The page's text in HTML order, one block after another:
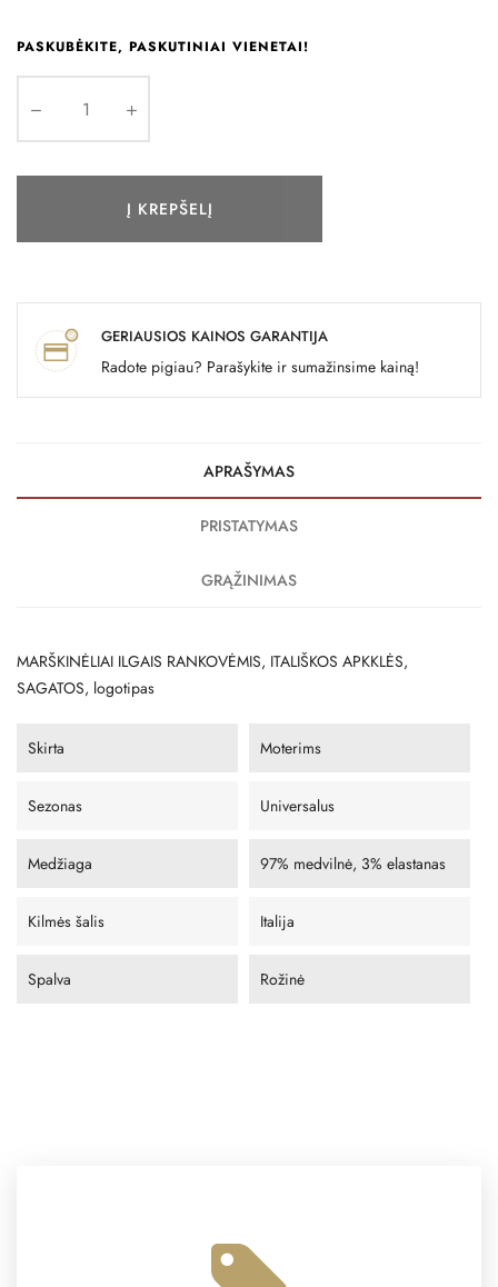
PASKUBĖKITE, PASKUTINIAI VIENETAI!
Į KREPŠELĮ
GERIAUSIOS KAINOS GARANTIJA
Radote pigiau? Parašykite ir sumažinsime kainą!
APRAŠYMAS
PRISTATYMAS
GRĄŽINIMAS
MARŠKINĖLIAI ILGAIS RANKOVĖMIS, ITALIŠKOS APKKLĖS,
SAGATOS, logotipas
Skirta Moterims
Sezonas Universalus
Medžiaga 97% medvilnė, 3% elastanas
Kilmės šalis Italija
Spalva Rožinė